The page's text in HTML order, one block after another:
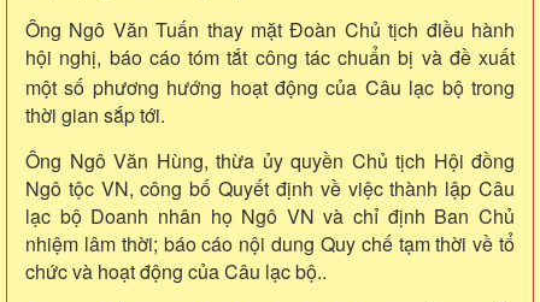
Ông Ngô Văn Tuấn thay mặt Đoàn Chủ tịch điều hành
hội nghị, báo cáo tóm tắt công tác chuẩn bị và đề xuất
một số phương hướng hoạt độngcủa Câu lạc bộtrong
thời gian sắp tới.
Ông Ngô Văn Hùng, thừa ủy quyền Chủ tịch Hội đồng
Ngô tộc VN, công bố Quyết định về việc thành lập Câu
lạc bộ Doanh nhân họ Ngô VN và chỉ định Ban Chủ
nhiệm lâm thời; báo cáo nội dung Quy chế tạm thời về tổ
chức và hoạt động của Câu lạc bộ..